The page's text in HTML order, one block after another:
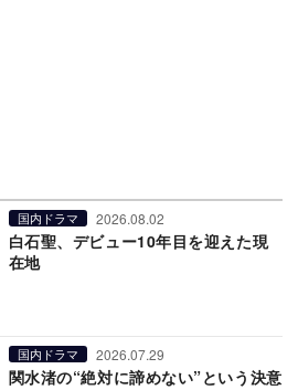
国内ドラマ 2026.08.02
白石聖、デビュー10年目を迎えた現
在地
国内ドラマ 2026.07.29
関水渚の“絶対に諦めない”という決意